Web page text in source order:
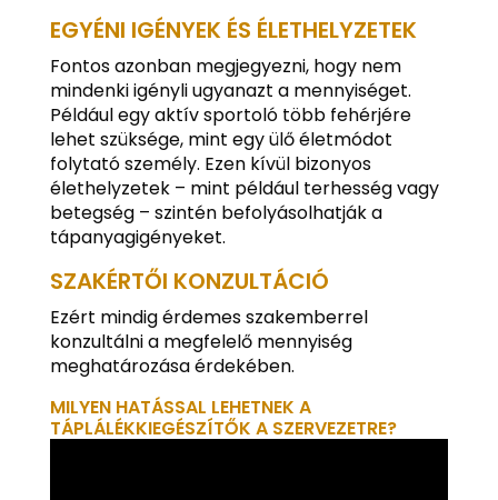
EGYÉNI IGÉNYEK ÉS ÉLETHELYZETEK
Fontos azonban megjegyezni, hogy nem
mindenki igényli ugyanazt a mennyiséget.
Például egy aktív sportoló több fehérjére
lehet szüksége, mint egy ülő életmódot
folytató személy. Ezen kívül bizonyos
élethelyzetek – mint például terhesség vagy
betegség – szintén befolyásolhatják a
tápanyagigényeket.
SZAKÉRTŐI KONZULTÁCIÓ
Ezért mindig érdemes szakemberrel
konzultálni a megfelelő mennyiség
meghatározása érdekében.
MILYEN HATÁSSAL LEHETNEK A
TÁPLÁLÉKKIEGÉSZÍTŐK A SZERVEZETRE?